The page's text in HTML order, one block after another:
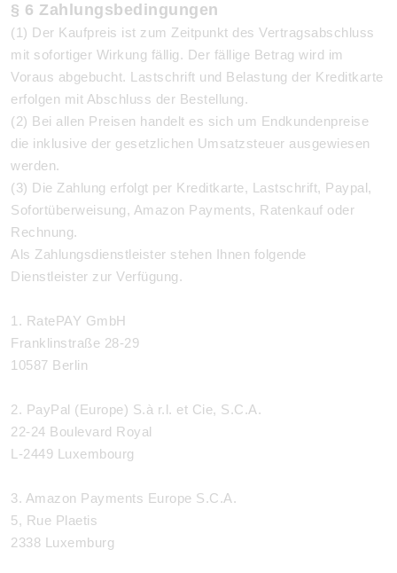
§ 6 Zahlungsbedingungen
(1) Der Kaufpreis ist zum Zeitpunkt des Vertragsabschluss
mit sofortiger Wirkung fällig. Der fällige Betrag wird im
Voraus abgebucht. Lastschrift und Belastung der Kreditkarte
erfolgen mit Abschluss der Bestellung.
(2) Bei allen Preisen handelt es sich um Endkundenpreise
die inklusive der gesetzlichen Umsatzsteuer ausgewiesen
werden.
(3) Die Zahlung erfolgt per Kreditkarte, Lastschrift, Paypal,
Sofortüberweisung, Amazon Payments, Ratenkauf oder
Rechnung.
Als Zahlungsdienstleister stehen Ihnen folgende
Dienstleister zur Verfügung.
1. RatePAY GmbH
Franklinstraße 28-29
10587 Berlin
2. PayPal (Europe) S.à r.l. et Cie, S.C.A.
22-24 Boulevard Royal
L-2449 Luxembourg
3. Amazon Payments Europe S.C.A.
5, Rue Plaetis
2338 Luxemburg